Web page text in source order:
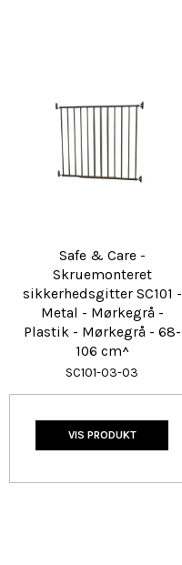
Safe & Care -
Skruemonteret
sikkerhedsgitter SC101 -
Metal - Mørkegrå -
Plastik - Mørkegrå - 68-
106 cm^
SC101-03-03
VIS PRODUKT